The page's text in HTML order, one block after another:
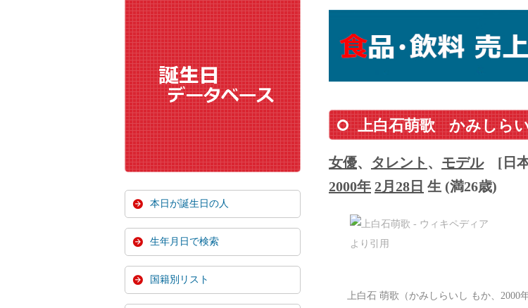
上白石萌歌 かみしら
女優、 タレント 、 モデル
[日
2000年 2月28日 生 (満26歳)
上白石 萌歌（かみしらいし もか、2000
本日が誕生日の人
生年月日で検索
国籍別リスト